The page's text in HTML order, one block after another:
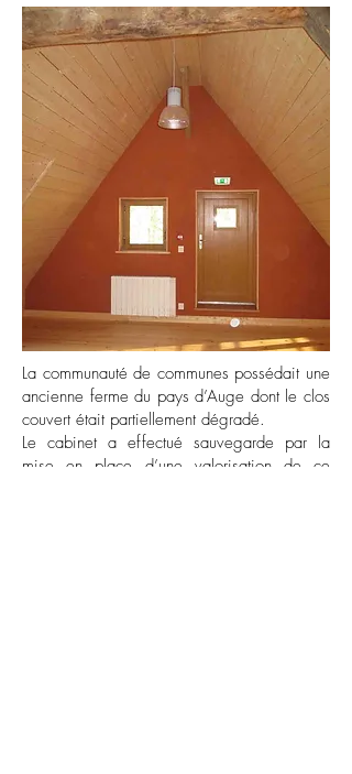
La communauté de communes possédait une
ancienne ferme du pays d’Auge dont le clos
couvert était partiellement dégradé.
Le cabinet a effectué sauvegarde par la
mise en place d’une valorisation de ce